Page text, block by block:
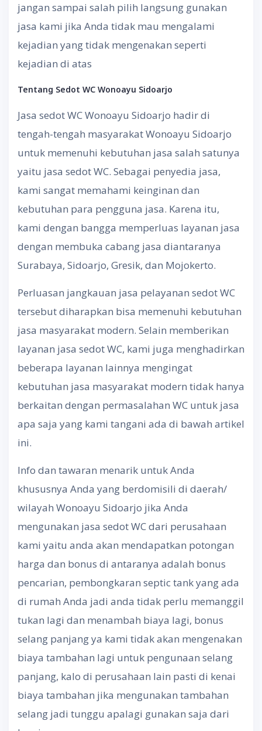
jangan sampai salah pilih langsung gunakan
jasa kami jika Anda tidak mau mengalami
kejadian yang tidak mengenakan seperti
kejadian di atas
Tentang Sedot WC Wonoayu Sidoarjo
Jasa sedot WC Wonoayu Sidoarjo hadir di
tengah-tengah masyarakat Wonoayu Sidoarjo
untuk memenuhi kebutuhan jasa salah satunya
yaitu jasa sedot WC. Sebagai penyedia jasa,
kami sangat memahami keinginan dan
kebutuhan para pengguna jasa. Karena itu,
kami dengan bangga memperluas layanan jasa
dengan membuka cabang jasa diantaranya
Surabaya, Sidoarjo, Gresik, dan Mojokerto.
Perluasan jangkauan jasa pelayanan sedot WC
tersebut diharapkan bisa memenuhi kebutuhan
jasa masyarakat modern. Selain memberikan
layanan jasa sedot WC, kami juga menghadirkan
beberapa layanan lainnya mengingat
kebutuhan jasa masyarakat modern tidak hanya
berkaitan dengan permasalahan WC untuk jasa
apa saja yang kami tangani ada di bawah artikel
ini.
Info dan tawaran menarik untuk Anda
khususnya Anda yang berdomisili di daerah/
wilayah Wonoayu Sidoarjo jika Anda
mengunakan jasa sedot WC dari perusahaan
kami yaitu anda akan mendapatkan potongan
harga dan bonus di antaranya adalah bonus
pencarian, pembongkaran septic tank yang ada
di rumah Anda jadi anda tidak perlu memanggil
tukan lagi dan menambah biaya lagi, bonus
selang panjang ya kami tidak akan mengenakan
biaya tambahan lagi untuk pengunaan selang
panjang, kalo di perusahaan lain pasti di kenai
biaya tambahan jika mengunakan tambahan
selang jadi tunggu apalagi gunakan saja dari